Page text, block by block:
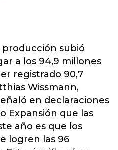
producción subió
a los 94,9 millones
registrado 90,7
Wissmann,
en declaraciones
Expansión que las
año es que los
logren las 96